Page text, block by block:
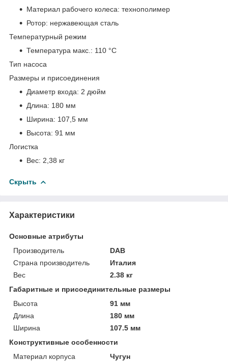
Материал рабочего колеса: технополимер
Ротор: нержавеющая сталь
Температурный режим
Температура макс.: 110 °С
Тип насоса
Размеры и присоединения
Диаметр входа: 2 дюйм
Длина: 180 мм
Ширина: 107,5 мм
Высота: 91 мм
Логистка
Вес: 2,38 кг
Скрыть
Характеристики
Основные атрибуты
Производитель
DAB
Страна производитель
Италия
Вес
2.38 кг
Габаритные и присоединительные размеры
Высота
91 мм
Длина
180 мм
Ширина
107.5 мм
Конструктивные особенности
Материал корпуса
Чугун